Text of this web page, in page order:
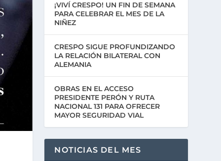
¡VIVÍ CRESPO! UN FIN DE SEMANA
PARA CELEBRAR EL MES DE LA
NIÑEZ
CRESPO SIGUE PROFUNDIZANDO
LA RELACIÓN BILATERAL CON
ALEMANIA
OBRAS EN EL ACCESO
PRESIDENTE PERÓN Y RUTA
NACIONAL 131 PARA OFRECER
MAYOR SEGURIDAD VIAL
NOTICIAS DEL MES